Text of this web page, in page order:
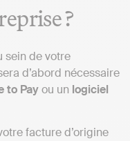
?
sein de votre
d’abord nécessaire
to Payou un logiciel
facture d’origine